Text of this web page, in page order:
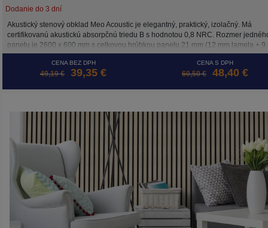
Dodanie do 3 dní
Akustický stenový obklad Meo Acoustic je elegantný, praktický, izolačný. Má
certifikovanú akustickú absorpčnú triedu B s hodnotou 0,8 NRC. Rozmer
panelu je 2600 x 600 mm s celkovou hrúbkou panelu 21 mm (12 mm lamela + 9
podložka). Inštalácia je možná 3 spôsobmi: skrutkami priamo do podkladu,
alebo na drevený rošt. Cena ja za m2.
CENA BEZ DPH
49,19 € 39,35 €
CENA S DPH
60,50 € 48,40 €